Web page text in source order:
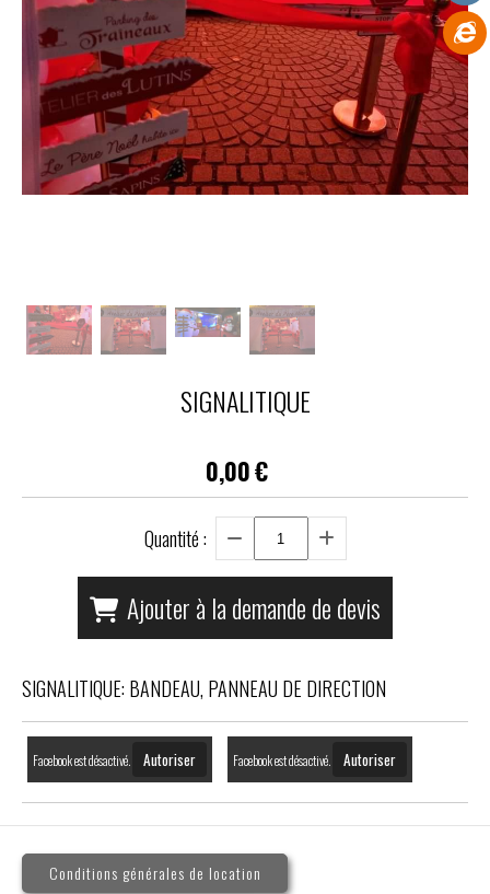
SIGNALITIQUE
0,00€
Quantité :
Ajouter à la demande de devis
SIGNALITIQUE: BANDEAU, PANNEAU DE DIRECTION
Facebook est désactivé. Autoriser Facebook est désactivé. Autoriser
Conditions générales de location